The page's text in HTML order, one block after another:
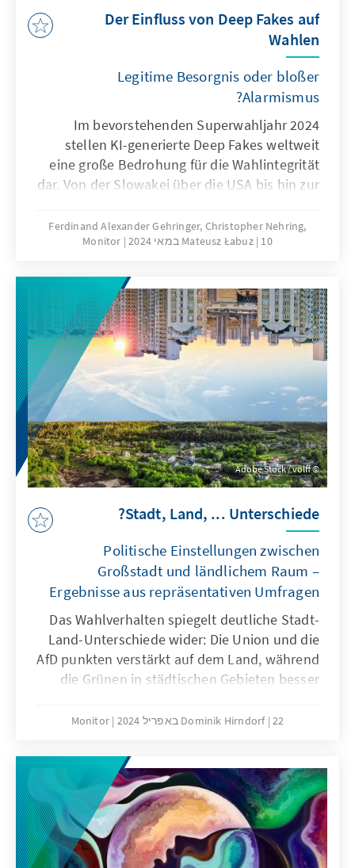
Der Einfluss von Deep Fakes auf
Wahlen
Legitime Besorgnis oder bloßer
Alarmismus?
Im bevorstehenden Superwahljahr 2024
stellen KI-generierte Deep Fakes weltweit
eine große Bedrohung für die Wahlintegrität
dar. Von der Slowakei über die USA bis hin zur
oder Videodateien die Grenzen zwischen
Fiktion und Realität und untergraben das
Informationen. Die Bekämpfung von Deep
Fakes erfordert robuste
Verteidigungsstrategien, Cyberkompetenz-
Initiativen und ethische Leitlinien für die
Nutzung von KI in der politischen
Kommunikation, um die Integrität
demokratischer Prozesse zu bewahren.
Ferdinand Alexander Gehringer, Christopher Nehring,
Mateusz Łabuz 10 במאי 2024 Monitor
Adobe Stock / volff
Stadt, Land, ... Unterschiede?
Politische Einstellungen zwischen
Großstadt und ländlichem Raum –
Ergebnisse aus repräsentativen Umfragen
Das Wahlverhalten spiegelt deutliche Stadt-
Land-Unterschiede wider: Die Union und die
AfD punkten verstärkt auf dem Land, während
die Grünen in städtischen Gebieten besser
erklären? Unsere Studie zeigt anhand von
Land-Unterschiede in den Parteisympathien
und leichte Differenzen in den politischen
Einstellungen eine Erklärung für den
unterschiedlichen Wahlerfolg der Parteien
nach Stadt-Land bieten könnten.
Dominik Hirndorf 22 באפריל 2024 Monitor